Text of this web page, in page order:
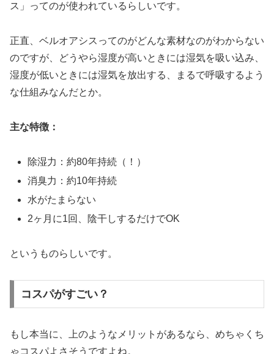
ス」ってのが使われているらしいです。
正直、ベルオアシスってのがどんな素材なのがわからない
のですが、どうやら湿度が高いときには湿気を吸い込み、
湿度が低いときには湿気を放出する、まるで呼吸するよう
な仕組みなんだとか。
主な特徴：
除湿力：約80年持続（！）
消臭力：約10年持続
水がたまらない
2ヶ月に1回、陰干しするだけでOK
というものらしいです。
コスパがすごい？
もし本当に、上のようなメリットがあるなら、めちゃくち
ゃコスパよさそうですよね。